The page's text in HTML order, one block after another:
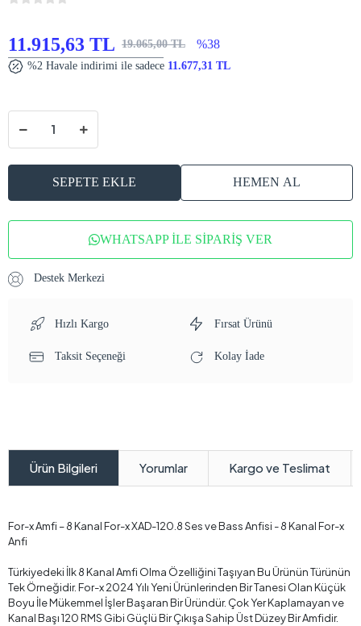
11.915,63 TL 19.065,00 TL %38
%2 Havale indirimi ile sadece 11.677,31 TL
SEPETE EKLE HEMEN AL
WHATSAPP İLE SİPARİŞ VER
Destek Merkezi
Hızlı Kargo Fırsat Ürünü
Taksit Seçeneği Kolay İade
Ürün Bilgileri Yorumlar Kargo ve Teslimat
For-x Amfi – 8 Kanal For-x XAD-120.8 Ses ve Bass Anfisi - 8 Kanal For-x
Anfi
Türkiyedeki İlk 8 Kanal Amfi Olma Özelliğini Taşıyan Bu Ürünün Türünün
Tek Örneğidir. For-x 2024 Yılı Yeni Ürünlerinden Bir Tanesi Olan Küçük
Boyu İle Mükemmel İşler Başaran Bir Üründür. Çok Yer Kaplamayan ve
Kanal Başı 120 RMS Gibi Güçlü Bir Çıkışa Sahip Üst Düzey Bir Amfidir.